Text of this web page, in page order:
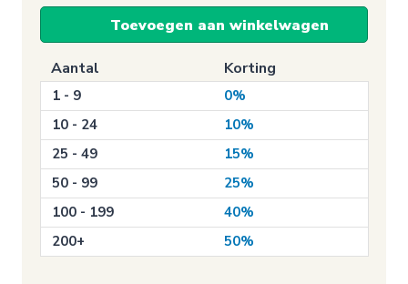
Stop
aantal
Toevoegen aan winkelwagen
Aantal Korting
1 - 9
0%
10 - 24
10%
25 - 49
15%
50 - 99
25%
100 - 199
40%
200+
50%